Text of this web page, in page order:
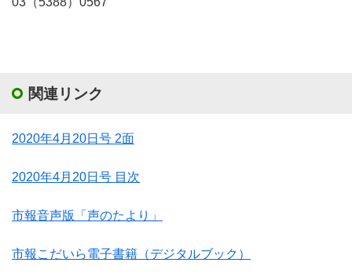
関連リンク
2020年4月20日号 2面
2020年4月20日号 目次
市報音声版「声のたより」
市報こだいら電子書籍（デジタルブック）